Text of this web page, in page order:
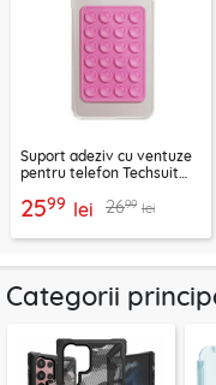
Suport adeziv cu ventuze
pentru telefon Techsuit
2599 lei 2699 lei
Categorii